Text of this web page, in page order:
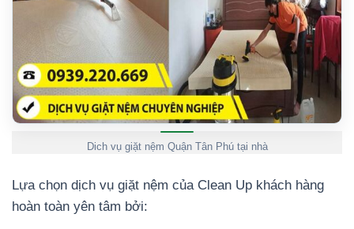
Dich vụ giặt nệm Quận Tân Phú tại nhà
Lựa chọn dịch vụ giặt nệm của Clean Up khách hàng
hoàn toàn yên tâm bởi: